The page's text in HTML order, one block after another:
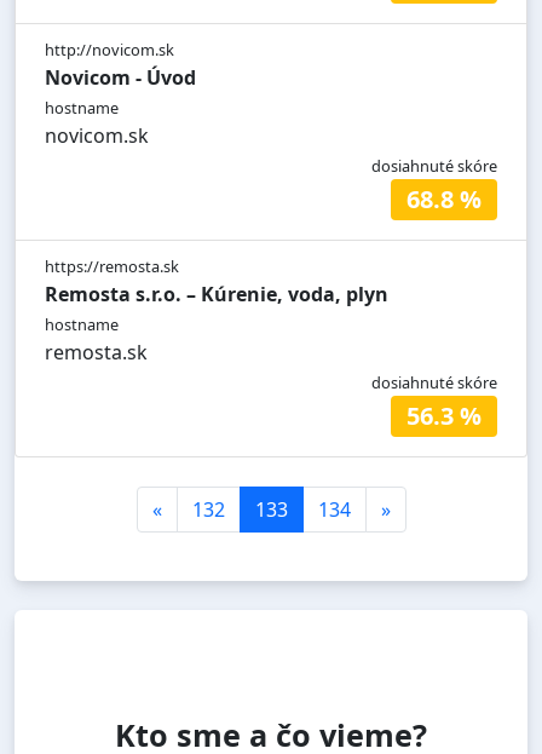
http://novicom.sk
Novicom - Úvod
hostname
novicom.sk
dosiahnuté skóre
68.8 %
https://remosta.sk
Remosta s.r.o. – Kúrenie, voda, plyn
hostname
remosta.sk
dosiahnuté skóre
56.3 %
« 132 133 134 »
Kto sme a čo vieme?